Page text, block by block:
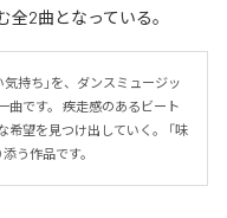
全2曲となっている。
気持ち」を、ダンスミュージッ
曲です。 疾走感のあるビート
望を見つけ出していく。 「味
う作品です。